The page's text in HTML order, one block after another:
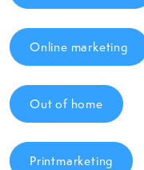
Online marketing
Out of home
Printmarketing